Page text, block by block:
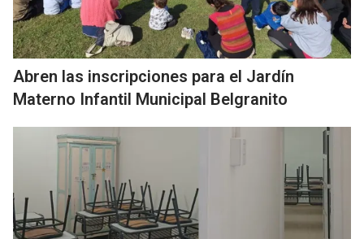
Abren las inscripciones para el Jardín
Materno Infantil Municipal Belgranito